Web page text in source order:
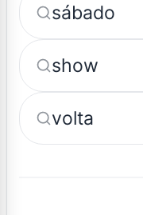
sábado
show
volta